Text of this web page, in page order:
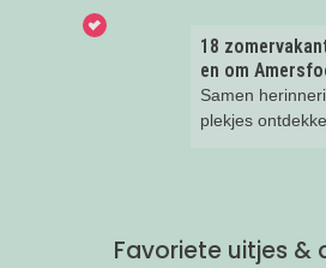
18
en om
Samen
plekjes
inspireren door
Favoriete uitjes &